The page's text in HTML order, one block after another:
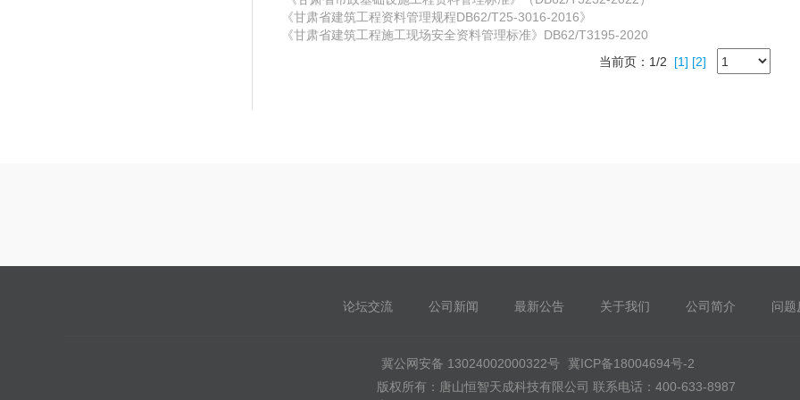
《甘肃省建筑工程资料管理规程DB62/T25-3016-2016》
《甘肃省建筑工程施工现场安全资料管理标准》DB62/T3195-2020
当前页：1/2 [1] [2]
论坛交流 公司新闻 最新公告 关于我们 公司简介 问题
冀公网安备 13024002000322号
冀ICP备18004694号-2
版权所有：唐山恒智天成科技有限公司 联系电话：400-633-8987